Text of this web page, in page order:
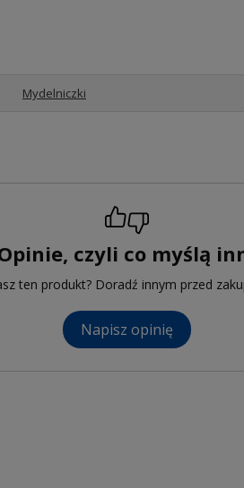
Mydelniczki
czyli co myślą
ten produkt? Doradź innym przed
Napisz opinię